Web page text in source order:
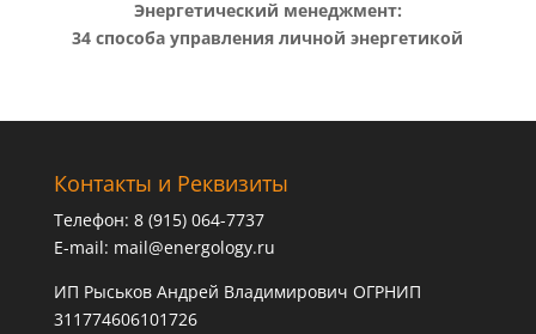
Энергетический менеджмент:
34 способа управления личной энергетикой
Контакты и Реквизиты
Телефон: 8 (915) 064-7737
E-mail: mail@energology.ru
ИП Рыськов Андрей Владимирович ОГРНИП
311774606101726